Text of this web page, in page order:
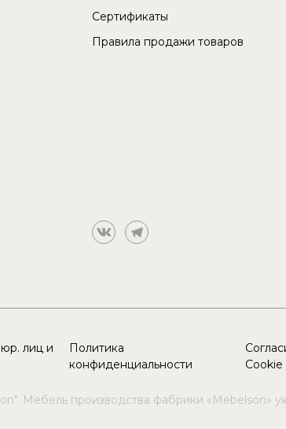
Сертификаты
Правила продажи товаров
лиц и
Политика
конфиденциальности
Cookie
Мебель производства фабрики «Mebelson»